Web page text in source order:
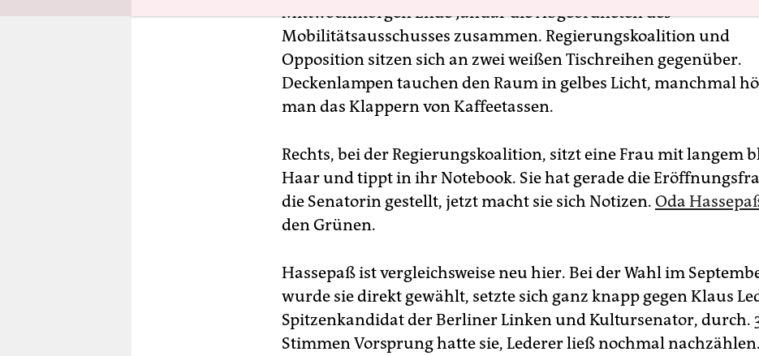
Mittwochmorgen Ende Januar die Abgeordneten des
Mobilitätsausschusses zusammen. Regierungskoalition und
Opposition sitzen sich an zwei weißen Tischreihen gegenüber.
Deckenlampen tauchen den Raum in gelbes Licht, manchmal
man das Klappern von Kaffeetassen.
Rechts, bei der Regierungskoalition, sitzt eine Frau mit langem
Haar und tippt in ihr Notebook. Sie hat gerade die
die Senatorin gestellt, jetzt macht sie sich Notizen. Oda
den Grünen.
Hassepaß ist vergleichsweise neu hier. Bei der Wahl im
wurde sie direkt gewählt, setzte sich ganz knapp gegen Klaus
Spitzenkandidat der Berliner Linken und Kultursenator, durch.
Stimmen Vorsprung hatte sie, Lederer ließ nochmal